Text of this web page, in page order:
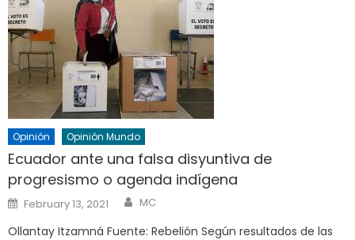
Opinión Opinión Mundo
Ecuador ante una falsa disyuntiva de
progresismo o agenda indígena
Posted
on
February 13, 2021 Author
MC
Ollantay Itzamná Fuente: Rebelión Según resultados de las